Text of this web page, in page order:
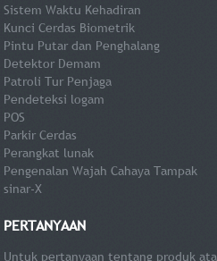
Sistem Waktu Kehadiran
Kunci Cerdas Biometrik
Pintu Putar dan Penghalang
Detektor Demam
Patroli Tur Penjaga
Pendeteksi logam
POS
Parkir Cerdas
Perangkat lunak
Pengenalan Wajah Cahaya Tampak
sinar-X
PERTANYAAN
Untuk pertanyaan tentang produk